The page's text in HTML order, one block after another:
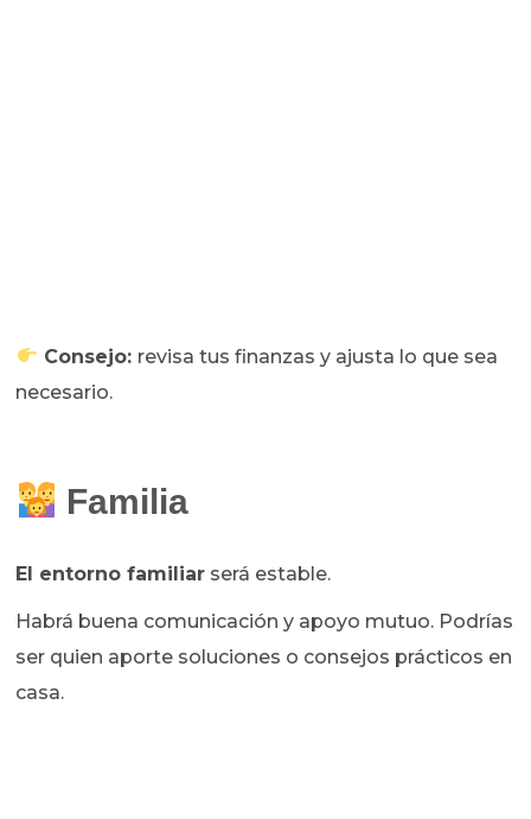
Consejo: revisa tus finanzas y ajusta lo que sea
necesario.
Familia
El entorno familiar será estable.
Habrá buena comunicación y apoyo mutuo. Podrías
ser quien aporte soluciones o consejos prácticos en
casa.